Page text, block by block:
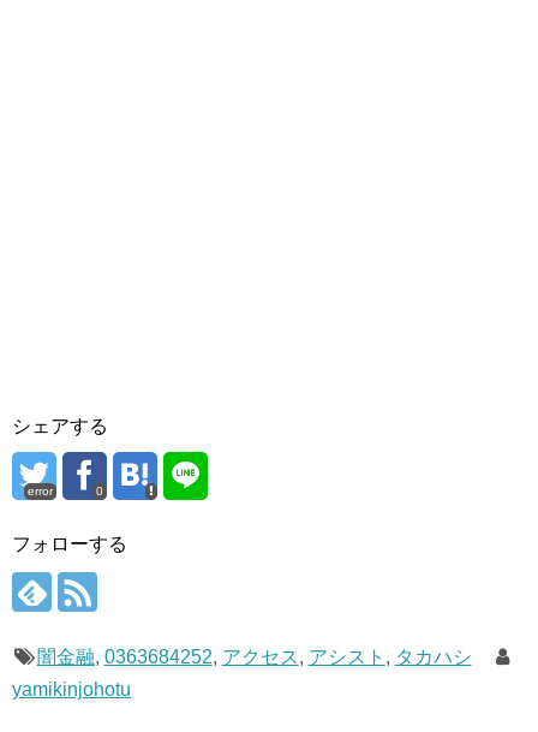
シェアする
error 0
フォローする
闇金融, 0363684252, アクセス, アシスト , タカハシ
yamikinjohotu